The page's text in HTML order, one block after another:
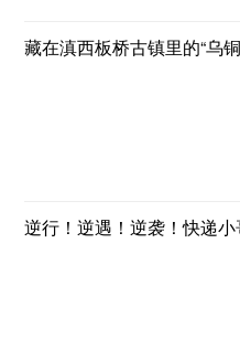
藏在滇西板桥古镇里的“乌
逆行！逆遇！逆袭！快递